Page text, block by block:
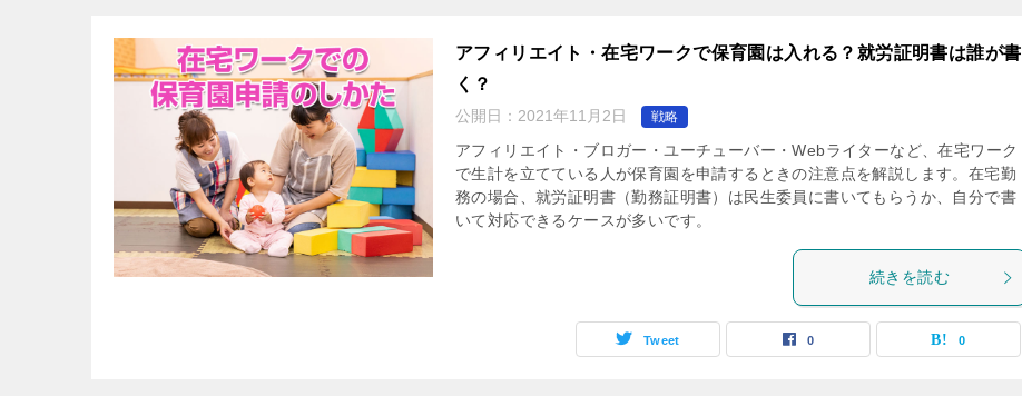
アフィリエイト・在宅ワークで保育園は入れる？就労証明書は誰が書
く？
公開日： 2021年11月2日 戦略
アフィリエイト・ブロガー・ユーチューバー・Webライターなど、在宅ワーク
で生計を立てている人が保育園を申請するときの注意点を解説します。在宅勤
務の場合、就労証明書（勤務証明書）は民生委員に書いてもらうか、自分で書
いて対応できるケースが多いです。
続きを読む
Tweet 0 0